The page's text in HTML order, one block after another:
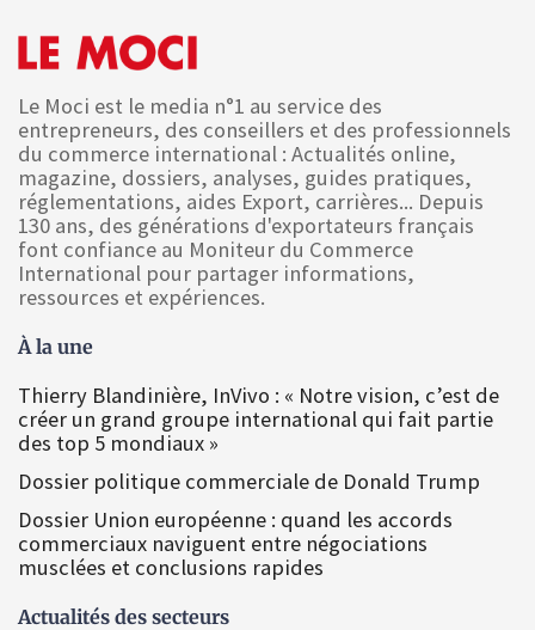
Le Moci est le media n°1 au service des
entrepreneurs, des conseillers et des professionnels
du commerce international : Actualités online,
magazine, dossiers, analyses, guides pratiques,
réglementations, aides Export, carrières... Depuis
130 ans, des générations d'exportateurs français
font confiance au Moniteur du Commerce
International pour partager informations,
ressources et expériences.
À la une
Thierry Blandinière, InVivo : « Notre vision, c’est de
créer un grand groupe international qui fait partie
des top 5 mondiaux »
Dossier politique commerciale de Donald Trump
Dossier Union européenne : quand les accords
commerciaux naviguent entre négociations
musclées et conclusions rapides
Actualités des secteurs